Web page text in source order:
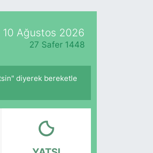
10 Ağustos 2026
27 Safer 1448
diyerek bereketle